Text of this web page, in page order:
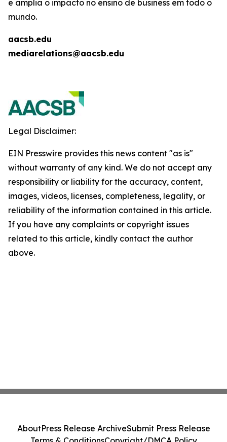
e amplia o impacto no ensino de business em todo o
mundo.
aacsb.edu
mediarelations@aacsb.edu
Legal Disclaimer:
EIN Presswire provides this news content "as is"
without warranty of any kind. We do not accept any
responsibility or liability for the accuracy, content,
images, videos, licenses, completeness, legality, or
reliability of the information contained in this article.
If you have any complaints or copyright issues
related to this article, kindly contact the author
above.
AboutPress Release ArchiveSubmit Press Release